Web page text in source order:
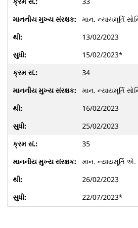
માન. ન્યાયમૂર્તિ
13/02/2023
15/02/2023*
34
માન. ન્યાયમૂર્તિ
16/02/2023
25/02/2023
35
માન. ન્યાયમૂર્તિ
26/02/2023
22/07/2023*